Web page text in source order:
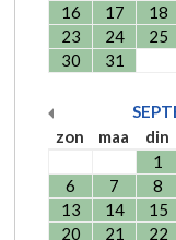
16
17 18
23
24 25
30
31
zon
maa din
1
6
7 8
13
14 15
20
21 22